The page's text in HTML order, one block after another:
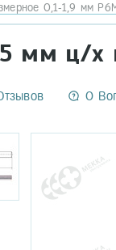
0,1-1,9 мм
мм ц/
0